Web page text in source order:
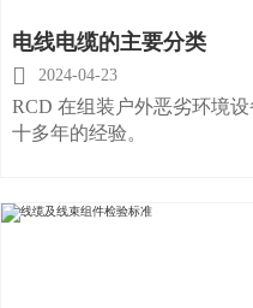
电线电缆的主要分类
 2024-04-23
RCD 在组装户外恶劣环境
十多年的经验。